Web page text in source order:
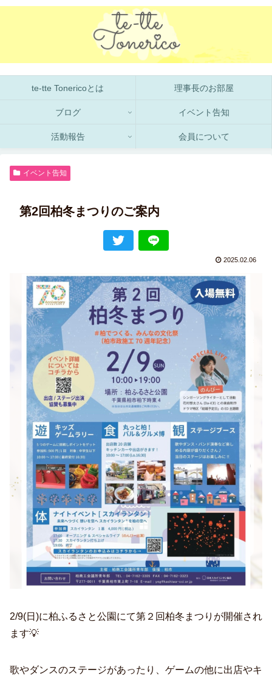
te-tte Tonericoとは 理事長のお部屋
ブログ イベント告知
活動報告 会員について
イベント告知
第2回柏冬まつりのご案内
2025.02.06
2/9(日)に柏ふるさと公園にて第２回柏冬まつりが開催され
ます💡
歌やダンスのステージがあったり、ゲームの他に出店やキ